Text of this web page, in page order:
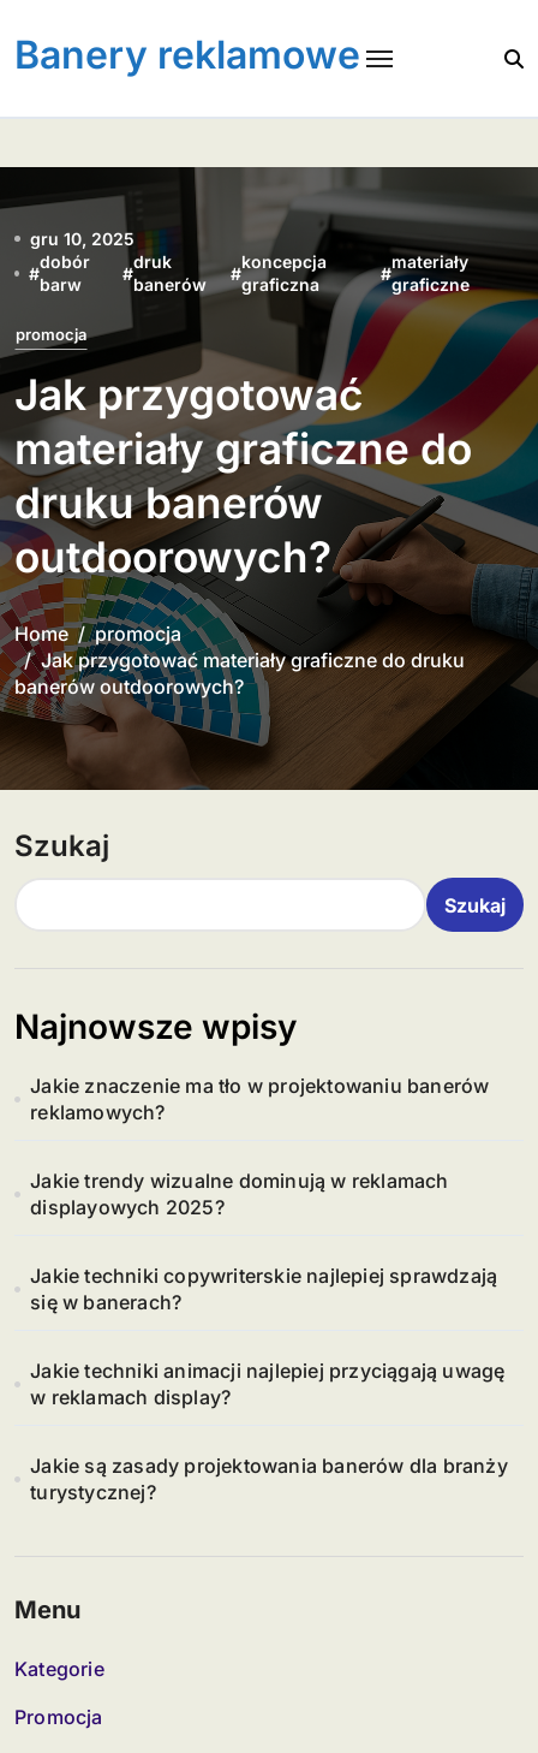
content
Banery reklamowe
gru 10, 2025
#
dobór
barw
#
druk
banerów
#
koncepcja
graficzna
#
materiały
graficzne
promocja
Jak przygotować
materiały graficzne do
druku banerów
outdoorowych?
Home
promocja
Jak przygotować materiały graficzne do druku
banerów outdoorowych?
Szukaj
Szukaj
Najnowsze wpisy
Jakie znaczenie ma tło w projektowaniu banerów
reklamowych?
Jakie trendy wizualne dominują w reklamach
displayowych 2025?
Jakie techniki copywriterskie najlepiej sprawdzają
się w banerach?
Jakie techniki animacji najlepiej przyciągają uwagę
w reklamach display?
Jakie są zasady projektowania banerów dla branży
turystycznej?
Menu
Kategorie
Promocja